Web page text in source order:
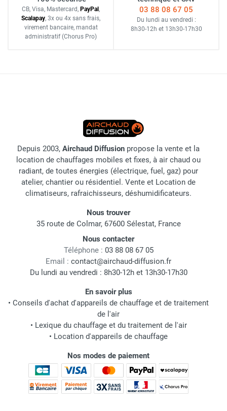
CB, Visa, Mastercard, PayPal ,
Scalapay, 3x ou 4x sans frais,
virement bancaire, mandat
administratif (Chorus Pro)
03 88 08 67 05
Du lundi au vendredi :
8h30-12h et 13h30-17h30
Depuis 2003, Airchaud Diffusion propose la vente et la
location de chauffages mobiles et fixes, à air chaud ou
radiant, de toutes énergies (électrique, fuel, gaz) pour
atelier, chantier ou résidentiel. Vente et Location de
climatiseurs, rafraichisseurs, déshumidificateurs.
Nous trouver
35 route de Colmar, 67600 Sélestat, France
Nous contacter
Téléphone : 03 88 08 67 05
Email : contact@airchaud-diffusion.fr
Du lundi au vendredi : 8h30-12h et 13h30-17h30
En savoir plus
• Conseils d'achat d'appareils de chauffage et de traitement
de l'air
• Lexique du chauffage et du traitement de l'air
• Location d'appareils de chauffage
Nos modes de paiement